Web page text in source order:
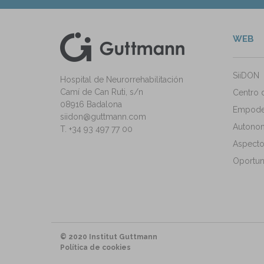
Hospital de Neurorrehabilitación
Camí de Can Ruti, s/n
08916 Badalona
siidon@guttmann.com
T. +34 93 497 77 00
WEB
SiiDON
Centro
© 2020 Institut Guttmann
Política de cookies